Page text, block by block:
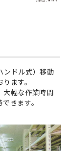
ンドル式）移動
ます。
大幅な作業時間
きます。